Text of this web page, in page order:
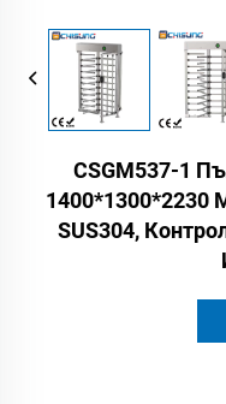
CSGM537-1
SUS304,